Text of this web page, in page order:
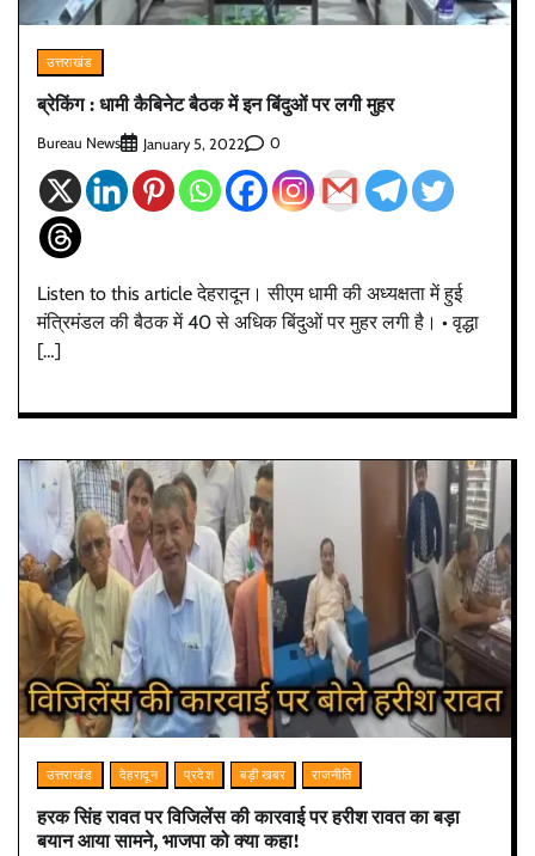
उत्तराखंड
ब्रेकिंग : धामी कैबिनेट बैठक में इन बिंदुओं पर लगी मुहर
Bureau News January 5, 2022 0
Listen to this article देहरादून। सीएम धामी की अध्यक्षता में हुई
मंत्रिमंडल की बैठक में 40 से अधिक बिंदुओं पर मुहर लगी है। • वृद्धा
[…]
उत्तराखंड देहरादून प्रदेश बड़ी खबर राजनीति
हरक सिंह रावत पर विजिलेंस की कारवाई पर हरीश रावत का बड़ा
बयान आया सामने, भाजपा को क्या कहा!